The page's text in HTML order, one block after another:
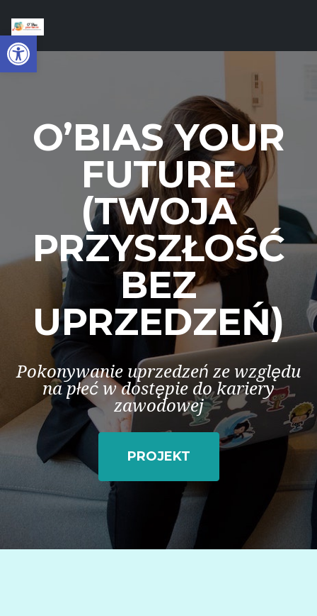
Open toolbar
O’BIAS YOUR
FUTURE
(TWOJA
PRZYSZŁOŚĆ
BEZ
UPRZEDZEŃ)
Pokonywanie uprzedzeń ze względu
na płeć w dostępie do kariery
zawodowej
PROJEKT